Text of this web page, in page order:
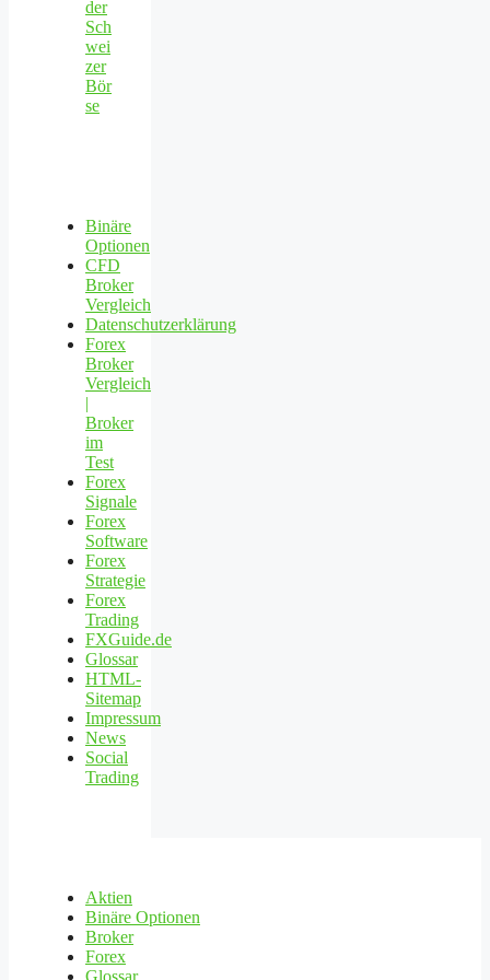
der
Sch
wei
zer
Bör
se
Binäre
Optionen
CFD
Broker
Vergleich
Datenschutzerklärung
Forex
Broker
Vergleich
|
Broker
im
Test
Forex
Signale
Forex
Software
Forex
Strategie
Forex
Trading
FXGuide.de
Glossar
HTML-
Sitemap
Impressum
News
Social
Trading
Aktien
Binäre Optionen
Broker
Forex
Glossar